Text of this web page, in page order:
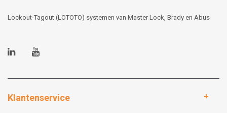
Lockout-Tagout (LOTOTO) systemen van Master Lock, Brady en Abus
Klantenservice